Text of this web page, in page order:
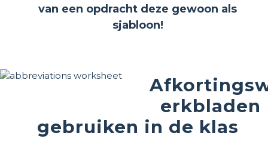
van een opdracht deze gewoon als
sjabloon!
erkbladen
gebruiken in de klas